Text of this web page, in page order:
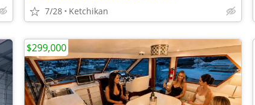
7/28 Ketchikan
$299,000